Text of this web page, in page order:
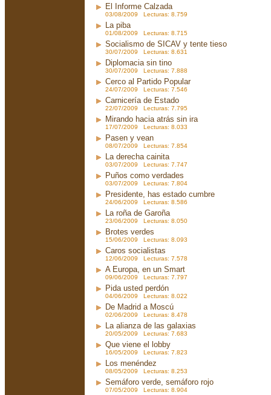
El Informe Calzada
03/08/2009 Lecturas: 8.759
La piba
01/08/2009 Lecturas: 8.715
Socialismo de SICAV y tente tieso
30/07/2009 Lecturas: 8.631
Diplomacia sin tino
30/07/2009 Lecturas: 7.888
Cerco al Partido Popular
24/07/2009 Lecturas: 7.546
Carnicería de Estado
22/07/2009 Lecturas: 7.795
Mirando hacia atrás sin ira
17/07/2009 Lecturas: 8.033
Pasen y vean
08/07/2009 Lecturas: 7.854
La derecha cainita
03/07/2009 Lecturas: 7.747
Puños como verdades
03/07/2009 Lecturas: 7.804
Presidente, has estado cumbre
24/06/2009 Lecturas: 8.586
La roña de Garoña
23/06/2009 Lecturas: 8.050
Brotes verdes
15/06/2009 Lecturas: 8.093
Caros socialistas
12/06/2009 Lecturas: 7.578
A Europa, en un Smart
09/06/2009 Lecturas: 7.797
Pida usted perdón
04/06/2009 Lecturas: 8.022
De Madrid a Moscú
02/06/2009 Lecturas: 8.478
La alianza de las galaxias
20/05/2009 Lecturas: 7.683
Que viene el lobby
16/05/2009 Lecturas: 7.823
Los menéndez
08/05/2009 Lecturas: 8.253
Semáforo verde, semáforo rojo
07/05/2009 Lecturas: 8.904